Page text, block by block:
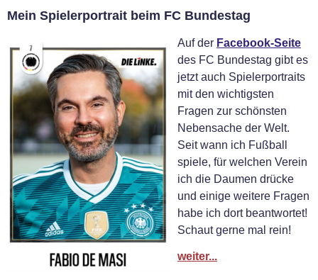
Mein Spielerportrait beim FC Bundestag
Auf der Facebook-Seite
des FC Bundestag gibt es
jetzt auch Spielerportraits
mit den wichtigsten
Fragen zur schönsten
Nebensache der Welt.
Seit wann ich Fußball
spiele, für welchen Verein
ich die Daumen drücke
und einige weitere Fragen
habe ich dort beantwortet!
Schaut gerne mal rein!
weiter...